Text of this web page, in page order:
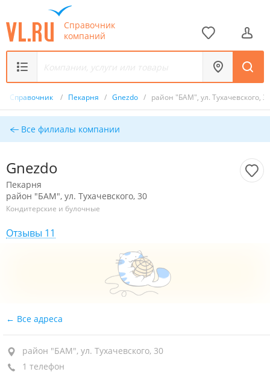
Справочник
компаний
Справочник / Пекарня / Gnezdo / район "БАМ", ул. Тухачевского,
Все филиалы компании
Gnezdo
Пекарня
район "БАМ", ул. Тухачевского, 30
Кондитерские и булочные
Отзывы 11
Все адреса
район "БАМ", ул. Тухачевского, 30
1 телефон